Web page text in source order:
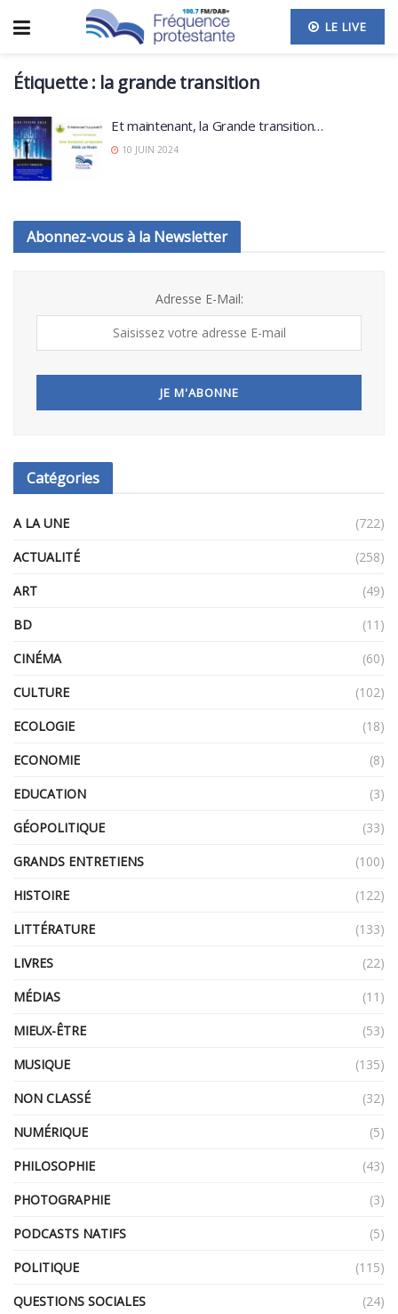
LE LIVE
Étiquette : la grande transition
Et maintenant, la Grande transition…
10 JUIN 2024
Abonnez-vous à la Newsletter
Adresse E-Mail:
Catégories
A LA UNE
(722)
ACTUALITÉ
(258)
ART
(49)
BD
(11)
CINÉMA
(60)
CULTURE
(102)
ECOLOGIE
(18)
ECONOMIE
(8)
EDUCATION
(3)
GÉOPOLITIQUE
(33)
GRANDS ENTRETIENS
(100)
HISTOIRE
(122)
LITTÉRATURE
(133)
LIVRES
(22)
MÉDIAS
(11)
MIEUX-ÊTRE
(53)
MUSIQUE
(135)
NON CLASSÉ
(32)
NUMÉRIQUE
(5)
PHILOSOPHIE
(43)
PHOTOGRAPHIE
(3)
PODCASTS NATIFS
(5)
POLITIQUE
(115)
QUESTIONS SOCIALES
(24)